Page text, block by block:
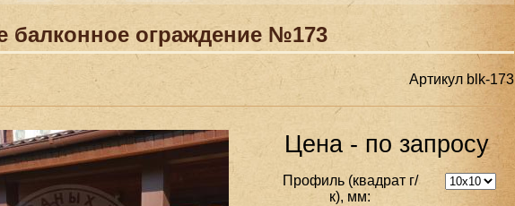
балконное ограждение №173
Артикул blk-173
Цена - по запросу
Профиль (квадрат г/
к), мм: